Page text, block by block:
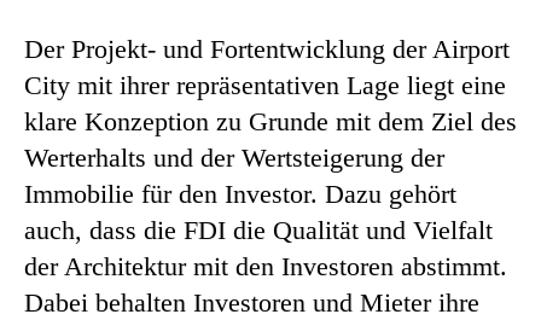
Der Projekt- und Fortentwicklung der Airport
City mit ihrer repräsentativen Lage liegt eine
klare Konzeption zu Grunde mit dem Ziel des
Werterhalts und der Wertsteigerung der
Immobilie für den Investor. Dazu gehört
auch, dass die FDI die Qualität und Vielfalt
der Architektur mit den Investoren abstimmt.
Dabei behalten Investoren und Mieter ihre